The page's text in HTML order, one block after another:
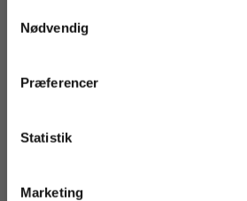
Nødvendig
Præferencer
Statistik
Marketing